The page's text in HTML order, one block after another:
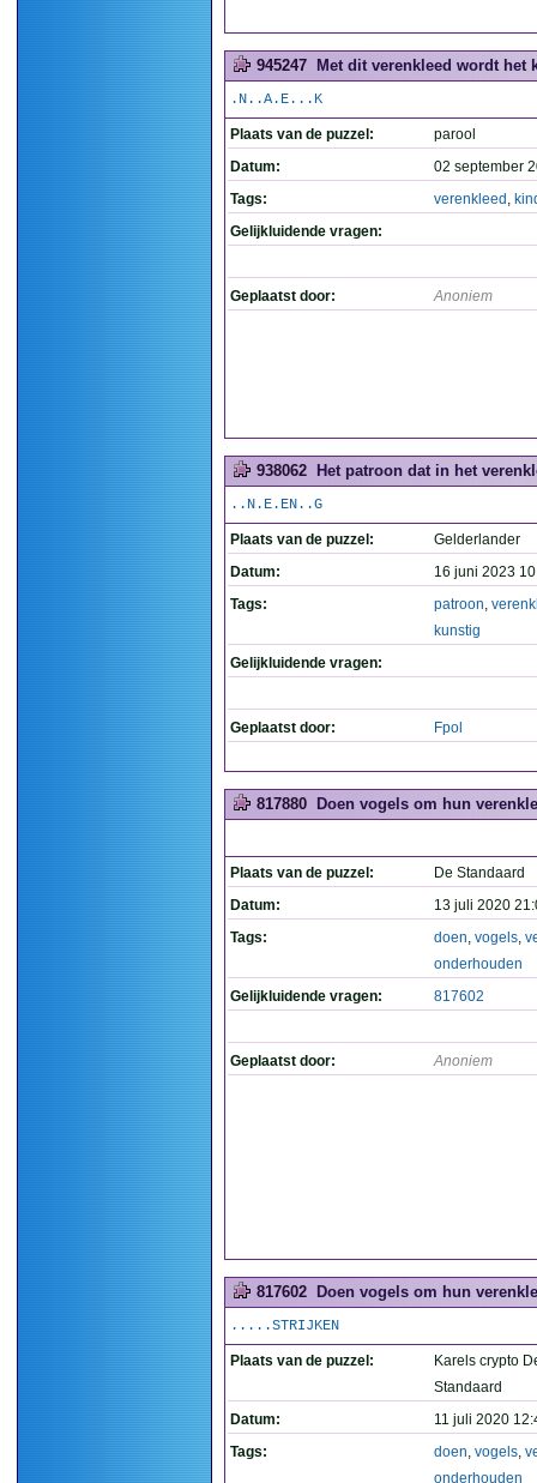
945247 Met dit verenkleed wordt het
.N..A.E...K
Plaats van de puzzel:
parool
Datum:
02 september
Tags:
verenkleed ,
Gelijkluidende vragen:
Geplaatst door: Anoniem
938062 Het patroon dat in het
..N.E.EN..G
Plaats van de puzzel:
Gelderlander
Datum:
16 juni 2023
Tags:
patroon,
kunstig
Gelijkluidende vragen:
Geplaatst door: Fpol
817880 Doen vogels om hun
Plaats van de puzzel:
De Standaard
Datum:
13 juli 2020
Tags:
doen, vogels,
onderhouden
Gelijkluidende vragen:
817602
Geplaatst door: Anoniem
817602 Doen vogels om hun
.....STRIJKEN
Plaats van de puzzel:
Karels crypto
Standaard
Datum:
11 juli 2020
Tags:
doen, vogels,
onderhouden